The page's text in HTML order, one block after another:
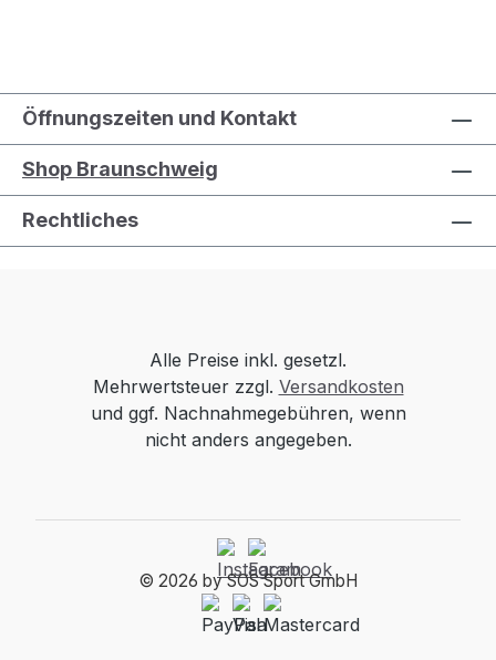
Öffnungszeiten und Kontakt
Shop Braunschweig
Rechtliches
Alle Preise inkl. gesetzl.
Mehrwertsteuer zzgl. Versandkosten
und ggf. Nachnahmegebühren, wenn
nicht anders angegeben.
© 2026 by SOS Sport GmbH